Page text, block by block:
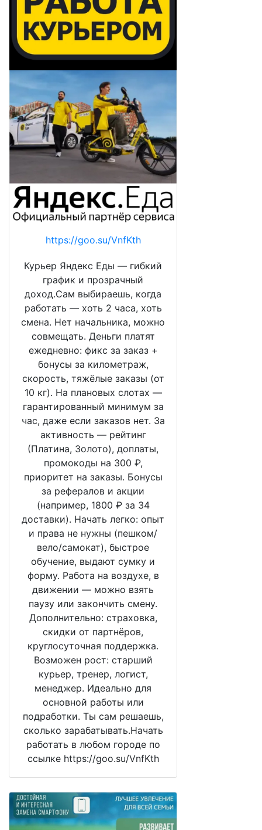
https://goo.su/VnfKth
Курьер Яндекс Еды — гибкий
график и прозрачный
доход.Сам выбираешь, когда
работать — хоть 2 часа, хоть
смена. Нет начальника, можно
совмещать. Деньги платят
ежедневно: фикс за заказ +
бонусы за километраж,
скорость, тяжёлые заказы (от
10 кг). На плановых слотах —
гарантированный минимум за
час, даже если заказов нет. За
активность — рейтинг
(Платина, Золото), доплаты,
промокоды на 300 ₽,
приоритет на заказы. Бонусы
за рефералов и акции
(например, 1800 ₽ за 34
доставки). Начать легко: опыт
и права не нужны (пешком/
вело/самокат), быстрое
обучение, выдают сумку и
форму. Работа на воздухе, в
движении — можно взять
паузу или закончить смену.
Дополнительно: страховка,
скидки от партнёров,
круглосуточная поддержка.
Возможен рост: старший
курьер, тренер, логист,
менеджер. Идеально для
основной работы или
подработки. Ты сам решаешь,
сколько зарабатывать.Начать
работать в любом городе по
ссылке https://goo.su/VnfKth